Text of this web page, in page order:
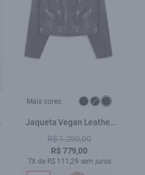
Mais cores:
Jaqueta Vegan Leather
Biker Dark Brown
R$ 1.290,00
R$ 779,00
7X de R$ 111,29 sem juros